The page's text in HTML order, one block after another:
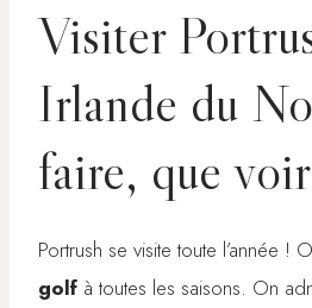
Visiter
Irlande du
faire, que
Portrush se visite toute l’année !
golf à toutes les saisons. On